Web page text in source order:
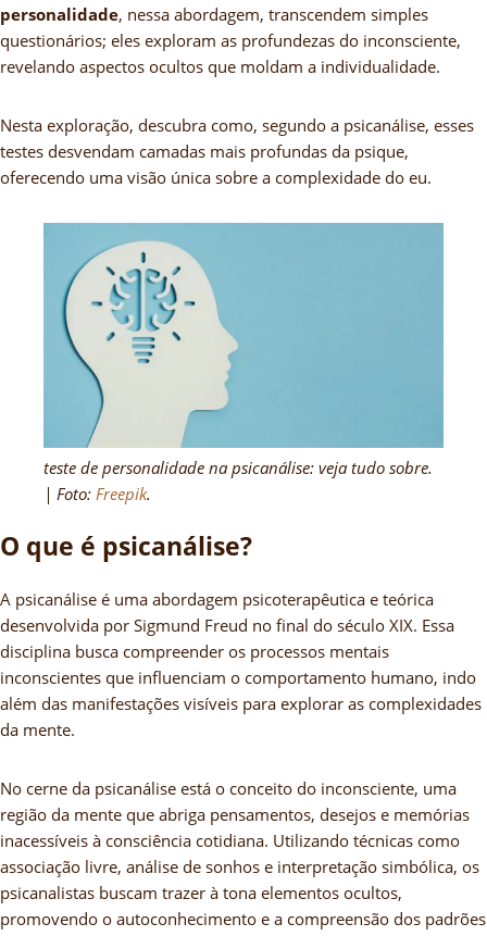
personalidade, nessa abordagem, transcendem simples
questionários; eles exploram as profundezas do inconsciente,
revelando aspectos ocultos que moldam a individualidade.
Nesta exploração, descubra como, segundo a psicanálise, esses
testes desvendam camadas mais profundas da psique,
oferecendo uma visão única sobre a complexidade do eu.
teste de personalidade na psicanálise: veja tudo sobre.
| Foto: Freepik.
O que é psicanálise?
A psicanálise é uma abordagem psicoterapêutica e teórica
desenvolvida por Sigmund Freud no final do século XIX. Essa
disciplina busca compreender os processos mentais
inconscientes que influenciam o comportamento humano, indo
além das manifestações visíveis para explorar as complexidades
da mente.
No cerne da psicanálise está o conceito do inconsciente, uma
região da mente que abriga pensamentos, desejos e memórias
inacessíveis à consciência cotidiana. Utilizando técnicas como
associação livre, análise de sonhos e interpretação simbólica, os
psicanalistas buscam trazer à tona elementos ocultos,
promovendo o autoconhecimento e a compreensão dos padrões